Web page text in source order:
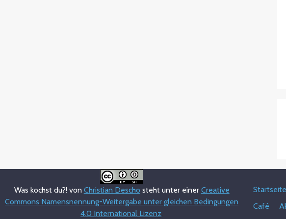
Was kochst du?! von Christian Descho steht unter einer Creative
Commons Namensnennung-Weitergabe unter gleichen Bedingungen
4.0 International Lizenz
Startseite
Café